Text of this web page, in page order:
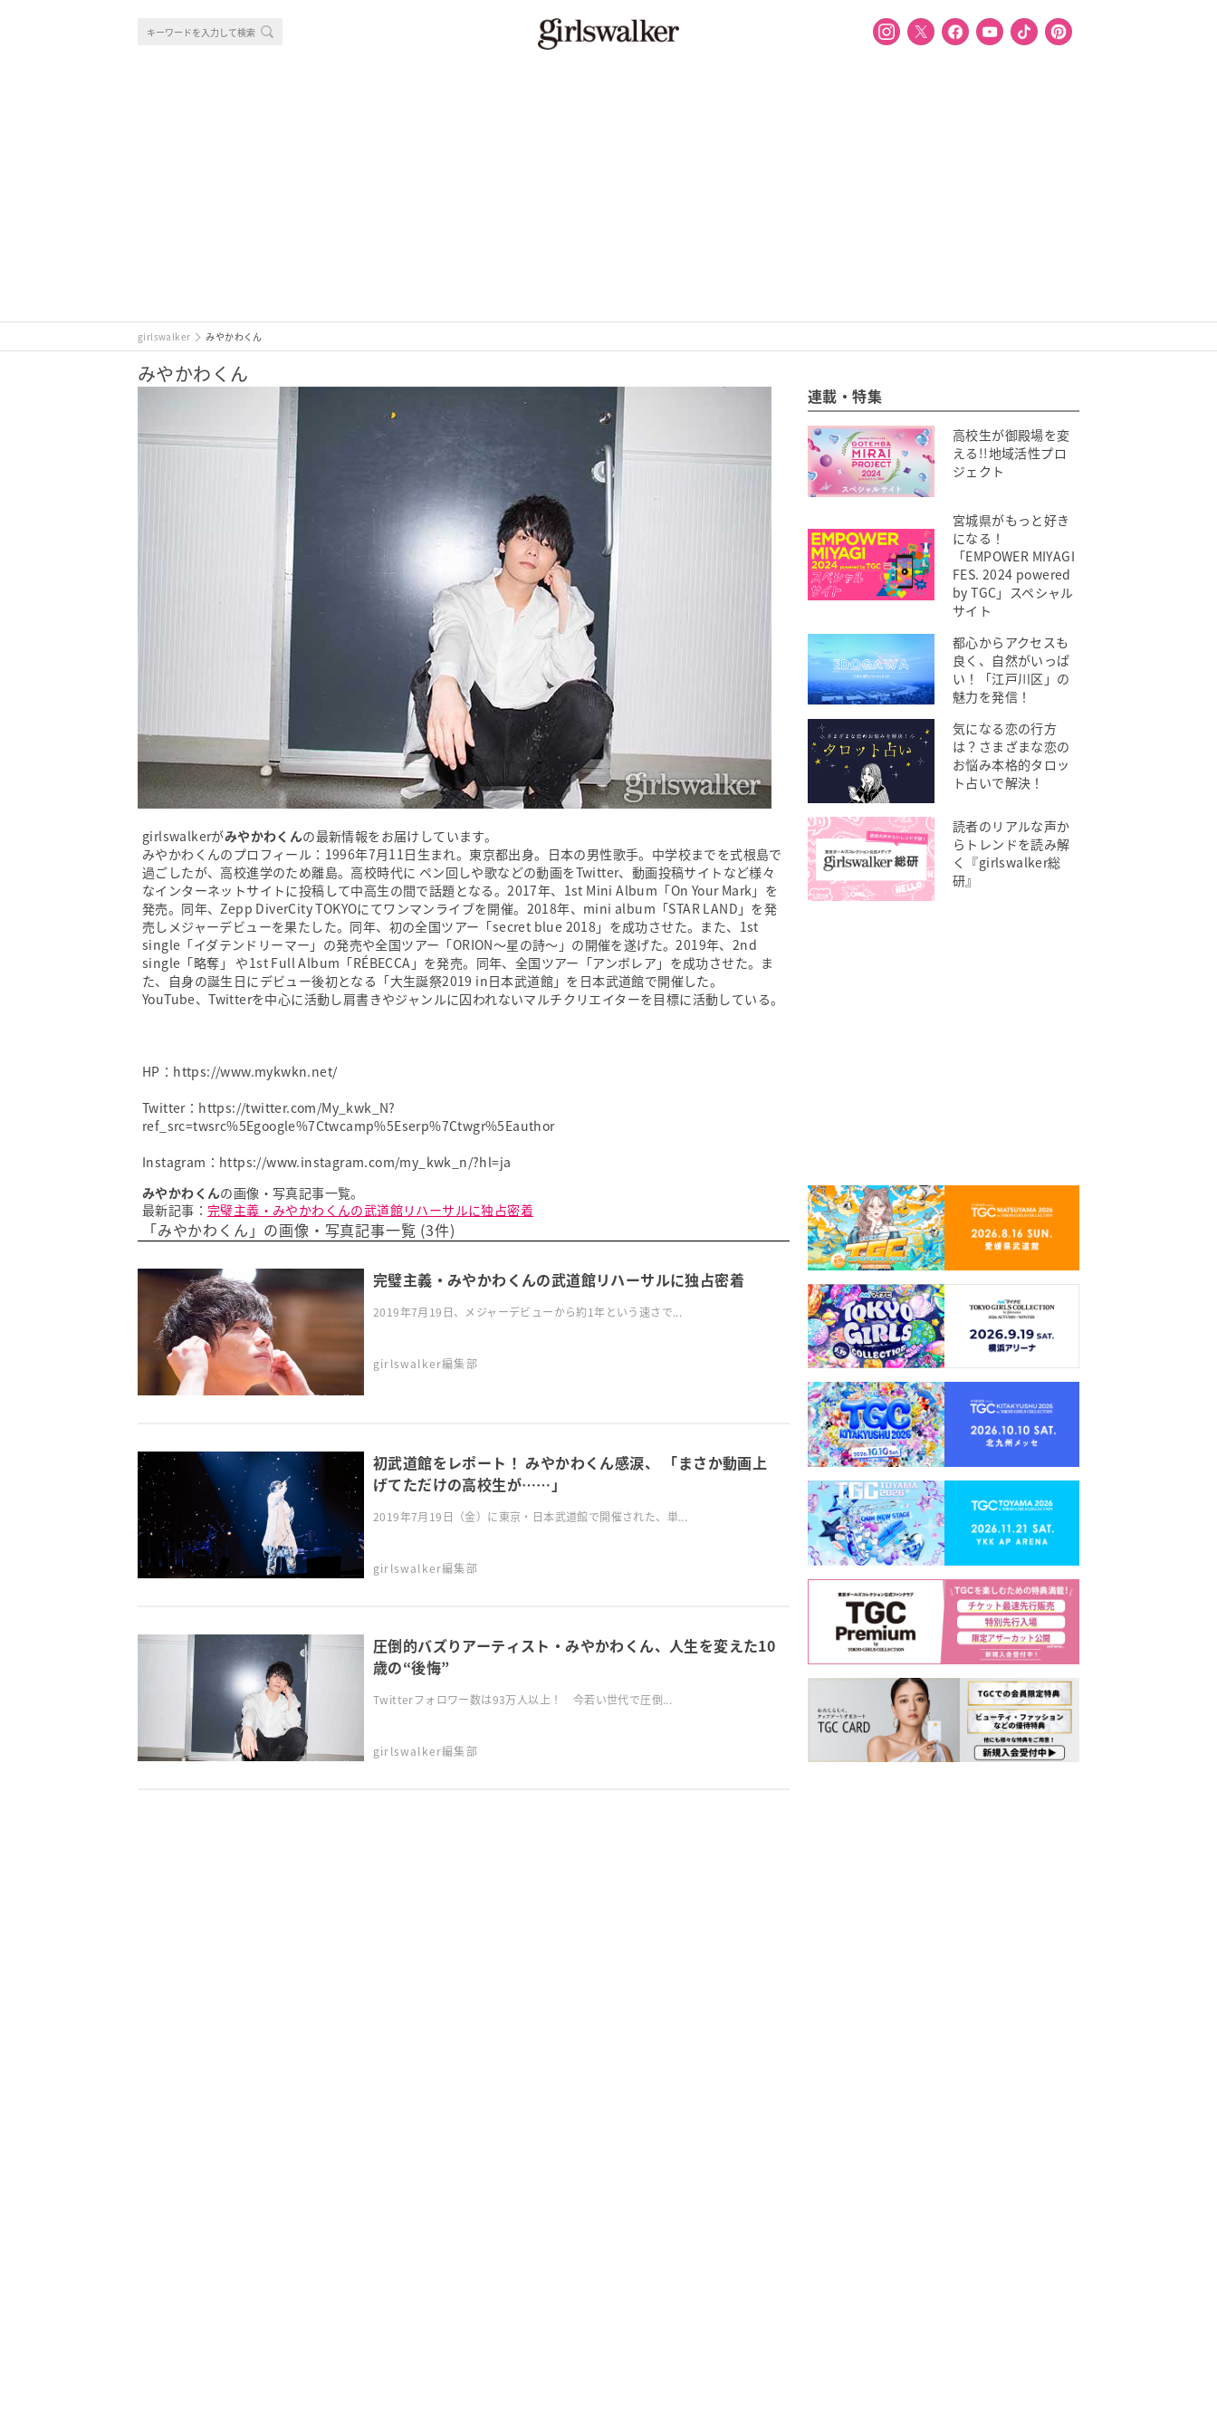
girlswalker みやかわくん
みやかわくん
girlswalkerがみやかわくんの最新情報をお届けしています。
みやかわくんのプロフィール：1996年7月11日生まれ。東京都出身。日本の男性歌手。中学校までを式根島で
過ごしたが、高校進学のため離島。高校時代に ペン回しや歌などの動画をTwitter、動画投稿サイトなど様々
なインターネットサイトに投稿して中高生の間で話題となる。2017年、1st Mini Album「On Your Mark」を
発売。同年、Zepp DiverCity TOKYOにてワンマンライブを開催。2018年、mini album「STAR LAND」を発
売しメジャーデビューを果たした。同年、初の全国ツアー「secret blue 2018」を成功させた。また、1st
single「イダテンドリーマー」の発売や全国ツアー「ORION〜星の詩〜」の開催を遂げた。2019年、2nd
single「略奪」 や1st Full Album「RÉBECCA」を発売。同年、全国ツアー「アンボレア」を成功させた。ま
た、自身の誕生日にデビュー後初となる「大生誕祭2019 in日本武道館」を日本武道館で開催した。
YouTube、Twitterを中心に活動し肩書きやジャンルに囚われないマルチクリエイターを目標に活動している。
HP： https://www.mykwkn.net/
Twitter： https://twitter.com/My_kwk_N?
ref_src=twsrc%5Egoogle%7Ctwcamp%5Eserp%7Ctwgr%5Eauthor
Instagram： https://www.instagram.com/my_kwk_n/?hl=ja
みやかわくんの画像・写真記事一覧。
最新記事： 完璧主義・みやかわくんの武道館リハーサルに独占密着
「みやかわくん」の画像・写真記事一覧 (3件)
完璧主義・みやかわくんの武道館リハーサルに独占密着
2019年7月19日、メジャーデビューから約1年という速さで...
girlswalker編集部
初武道館をレポート！ みやかわくん感涙、 「まさか動画上
げてただけの高校生が……」
2019年7月19日（金）に東京・日本武道館で開催された、単...
girlswalker編集部
圧倒的バズりアーティスト・みやかわくん、人生を変えた10
歳の“後悔”
Twitterフォロワー数は93万人以上！ 今若い世代で圧倒...
girlswalker編集部
連載・特集
高校生が御殿場を変
える!!地域活性プロ
ジェクト
宮城県がもっと好き
になる！
「EMPOWER MIYAGI
FES. 2024 powered
by TGC」スペシャル
サイト
都心からアクセスも
良く、自然がいっぱ
い！「江戸川区」の
魅力を発信！
気になる恋の行方
は？さまざまな恋の
お悩み本格的タロッ
ト占いで解決！
読者のリアルな声か
らトレンドを読み解
く『girlswalker総
研』